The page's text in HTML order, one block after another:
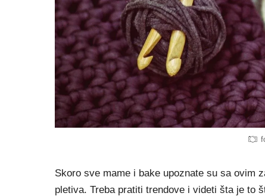
Skoro sve mame i bake upoznate su sa ovim
pletiva. Treba pratiti trendove i videti šta je to